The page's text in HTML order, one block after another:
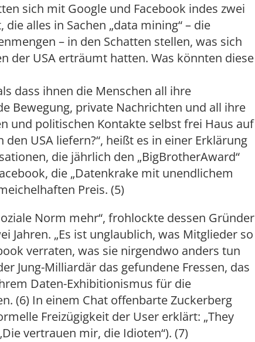
sich mit Google und Facebook indes zwei
alles in Sachen „data mining“ – die
– in den Schatten stellen, was sich
der USA erträumt hatten. Was könnten diese
dass ihnen die Menschen all ihre
Bewegung, private Nachrichten und all ihre
und politischen Kontakte selbst frei Haus auf
den USA liefern?“, heißt es in einer Erklärung
die jährlich den „BigBrotherAward“
die „Datenkrake mit unendlichem
Preis. (5)
Norm mehr“, frohlockte dessen Gründer
Jahren. „Es ist unglaublich, was Mitglieder so
verraten, was sie nirgendwo anders tun
Jung-Milliardär das gefundene Fressen, das
Daten-Exhibitionismus für die
(6) In einem Chat offenbarte Zuckerberg
Freizügigkeit der User erklärt: „They
vertrauen mir, die Idioten“). (7)